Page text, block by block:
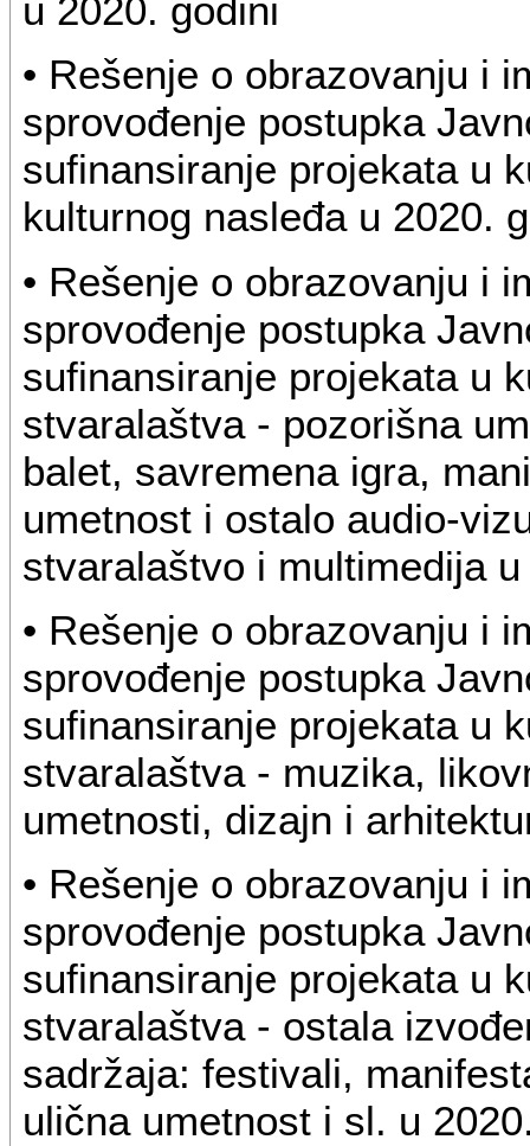
u 2020. godini
• Rešenje o obrazovanju i
sprovođenje postupka
sufinansiranje projekata u
kulturnog nasleđa u 2020.
• Rešenje o obrazovanju i
sprovođenje postupka
sufinansiranje projekata u
stvaralaštva - pozorišna
balet, savremena igra,
umetnost i ostalo audio-
stvaralaštvo i multimedija
• Rešenje o obrazovanju i
sprovođenje postupka
sufinansiranje projekata u
stvaralaštva - muzika,
umetnosti, dizajn i
• Rešenje o obrazovanju i
sprovođenje postupka
sufinansiranje projekata u
stvaralaštva - ostala
sadržaja: festivali,
ulična umetnost i sl. u